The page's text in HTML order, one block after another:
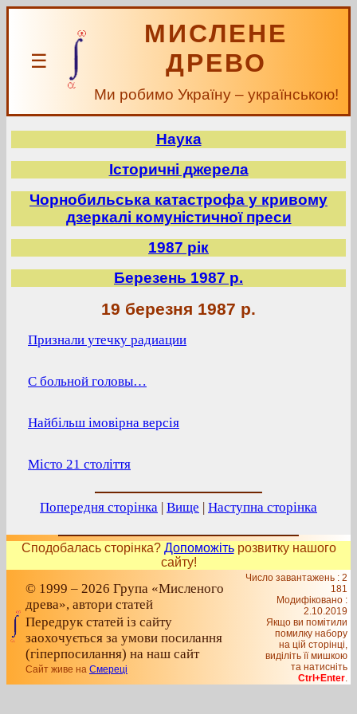
☰
МИСЛЕНЕ
ДРЕВО
Ми робимо Україну – українською!
Наука
Історичні джерела
Чорнобильська катастрофа у кривому
дзеркалі комуністичної преси
1987 рік
Березень 1987 р.
19 березня 1987 р.
Признали утечку радиации
С больной головы…
Найбільш імовірна версія
Місто 21 століття
Попередня сторінка | Вище | Наступна сторінка
Сподобалась сторінка? Допоможітьрозвитку нашого
сайту!
© 1999 – 2026 Група «Мисленого
древа», автори статей
Передрук статей із сайту
заохочується за умови посилання
(гіперпосилання) на наш сайт
Сайт живе на Смереці
Число завантажень : 2
181
Модифіковано :
2.10.2019
Якщо ви помітили
помилку набору
на цiй сторiнцi,
видiлiть її мишкою
та натисніть
Ctrl+Enter.